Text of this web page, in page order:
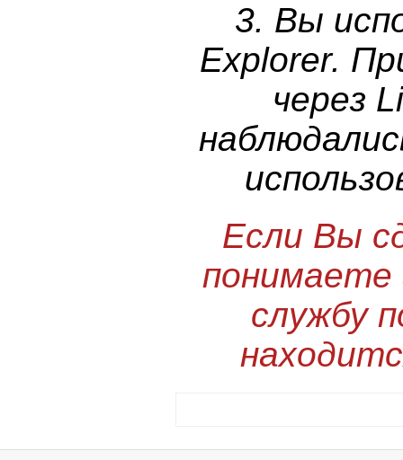
3. Вы
Explorer.
через
Если Вы
понимаете
службу